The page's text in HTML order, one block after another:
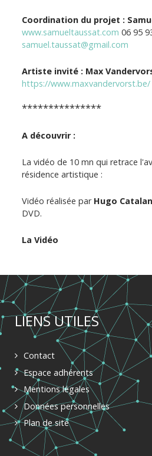
Coordination du projet :
www.samueltaussat.com 06 95
samuel.taussat@gmail.com
Artiste invité : Max
https://www.maxvandervorst.be/
***************
A découvrir :
La vidéo de 10 mn qui retrace
résidence artistique :
Vidéo réalisée par Hugo Catalan
DVD.
La Vidéo
LIENS UTILES
Contact
Espace adhérents
Mentions légales
Données personnelles
Plan de site